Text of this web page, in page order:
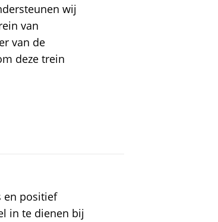
wij
van
van de
deze trein
en positief
in te dienen bij